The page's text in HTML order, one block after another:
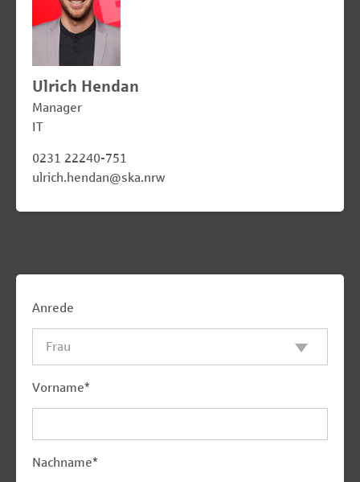
Ulrich Hendan
Manager
IT
0231 22240-751
ulrich.hendan@ska.nrw
Anrede
Vorname*
Nachname*